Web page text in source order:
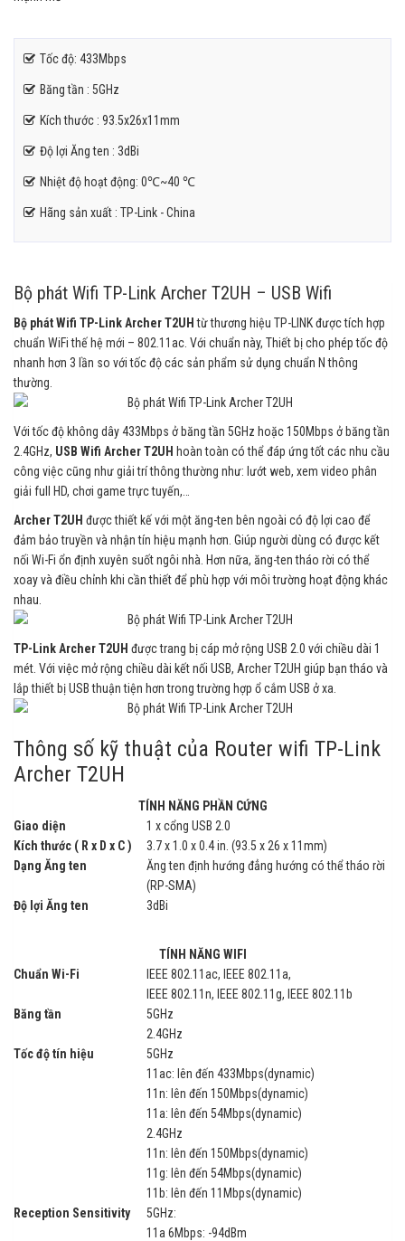
Tốc độ: 433Mbps
Băng tần : 5GHz
Kích thước : 93.5x26x11mm
Độ lợi Ăng ten : 3dBi
Nhiệt độ hoạt động: 0℃~40 ℃
Hãng sản xuất : TP-Link - China
Bộ phát Wifi TP-Link Archer T2UH – USB Wifi
Bộ phát Wifi TP-Link Archer T2UH từ thương hiệu TP-LINK được tích hợp
chuẩn WiFi thế hệ mới – 802.11ac. Với chuẩn này, Thiết bị cho phép tốc độ
nhanh hơn 3 lần so với tốc độ các sản phẩm sử dụng chuẩn N thông
thường.
Với tốc độ không dây 433Mbps ở băng tần 5GHz hoặc 150Mbps ở băng tần
2.4GHz, USB Wifi Archer T2UH hoàn toàn có thể đáp ứng tốt các nhu cầu
công việc cũng như giải trí thông thường như: lướt web, xem video phân
giải full HD, chơi game trực tuyến,…
Archer T2UH được thiết kế với một ăng-ten bên ngoài có độ lợi cao để
đảm bảo truyền và nhận tín hiệu mạnh hơn. Giúp người dùng có được kết
nối Wi-Fi ổn định xuyên suốt ngôi nhà. Hơn nữa, ăng-ten tháo rời có thể
xoay và điều chỉnh khi cần thiết để phù hợp với môi trường hoạt động khác
nhau.
TP-Link Archer T2UH được trang bị cáp mở rộng USB 2.0 với chiều dài 1
mét. Với việc mở rộng chiều dài kết nối USB, Archer T2UH giúp bạn tháo và
lắp thiết bị USB thuận tiện hơn trong trường hợp ổ cắm USB ở xa.
Thông số kỹ thuật của Router wifi TP-Link
Archer T2UH
TÍNH NĂNG PHẦN CỨNG
Giao diện
1 x cổng USB 2.0
Kích thước ( R x D x C )
3.7 x 1.0 x 0.4 in. (93.5 x 26 x 11mm)
Dạng Ăng ten
Ăng ten định hướng đẳng hướng có thể tháo rời
(RP-SMA)
Độ lợi Ăng ten
3dBi
TÍNH NĂNG WIFI
Chuẩn Wi-Fi
IEEE 802.11ac, IEEE 802.11a,
IEEE 802.11n, IEEE 802.11g, IEEE 802.11b
Băng tần
5GHz
2.4GHz
Tốc độ tín hiệu
5GHz
11ac: lên đến 433Mbps(dynamic)
11n: lên đến 150Mbps(dynamic)
11a: lên đến 54Mbps(dynamic)
2.4GHz
11n: lên đến 150Mbps(dynamic)
11g: lên đến 54Mbps(dynamic)
11b: lên đến 11Mbps(dynamic)
Reception Sensitivity
5GHz:
11a 6Mbps: -94dBm